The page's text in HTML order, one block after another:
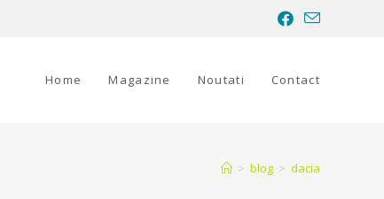
Home Magazine Noutati Contact
> blog > dacia